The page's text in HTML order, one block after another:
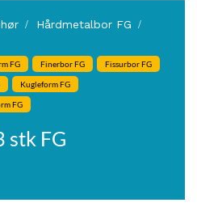
Hårdmetalbor FG
FG Finerbor FG Fissurbor FG
Kugleform FG
FG
stk FG